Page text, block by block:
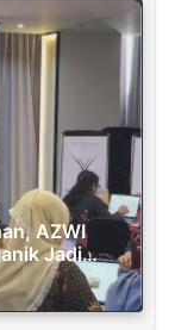
AZWI
Jadi